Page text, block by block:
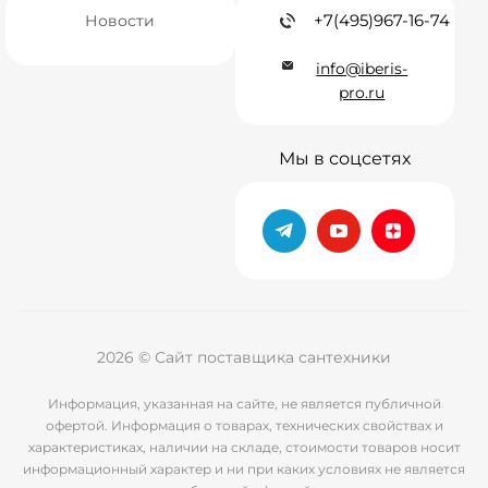
Новости +7(495)967-16-74
info@iberis-
pro.ru
Мы в соцсетях
2026 © Сайт поставщика сантехники
Информация, указанная на сайте, не является публичной
офертой. Информация о товарах, технических свойствах и
характеристиках, наличии на складе, стоимости товаров носит
информационный характер и ни при каких условиях не является